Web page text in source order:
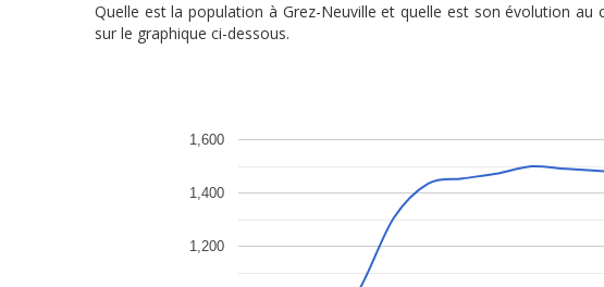
Quelle est la population à Grez-Neuville et quelle est son évolution
sur le graphique ci-dessous.
1,200
1,400
1,600